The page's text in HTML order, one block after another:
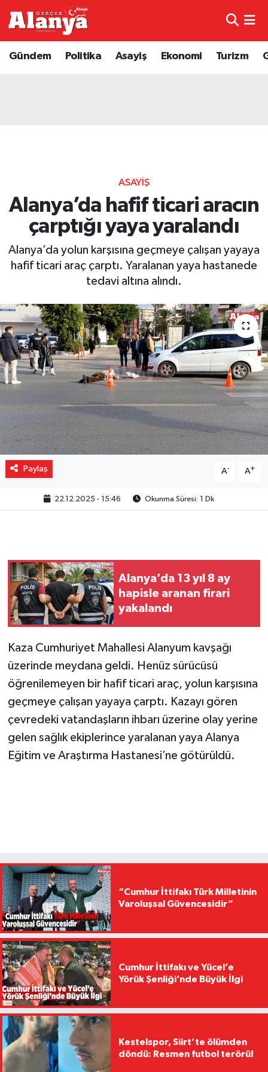
Gündem Politika Asayiş Ekonomi Turizm
ASAYIŞ
Alanya’da hafif ticari aracın
çarptığı yaya yaralandı
Alanya’da yolun karşısına geçmeye çalışan yayaya
hafif ticari araç çarptı. Yaralanan yaya hastanede
tedavi altına alındı.
Paylaş A- A+
22.12.2025 - 15:46 Okunma Süresi: 1 Dk
Alanya’da 13 yıl 8 ay
hapisle aranan firari
yakalandı
Kaza Cumhuriyet Mahallesi Alanyum kavşağı
üzerinde meydana geldi. Henüz sürücüsü
öğrenilemeyen bir hafif ticari araç, yolun karşısına
geçmeye çalışan yayaya çarptı. Kazayı gören
çevredeki vatandaşların ihbarı üzerine olay yerine
gelen sağlık ekiplerince yaralanan yaya Alanya
Eğitim ve Araştırma Hastanesi’ne götürüldü.
“Cumhur İttifakı Türk Milletinin
Varoluşsal Güvencesidir”
Cumhur İttifakı ve Yücel’e
Yörük Şenliği’nde Büyük İlgi
Kestelspor, Siirt’te ölümden
döndü: Resmen futbol terörü!
Genel
Dünya
Ekonomi
Güncel
Gündem
Politika
Spor
Turizm
Trafik Durumu
Haber Arşivi